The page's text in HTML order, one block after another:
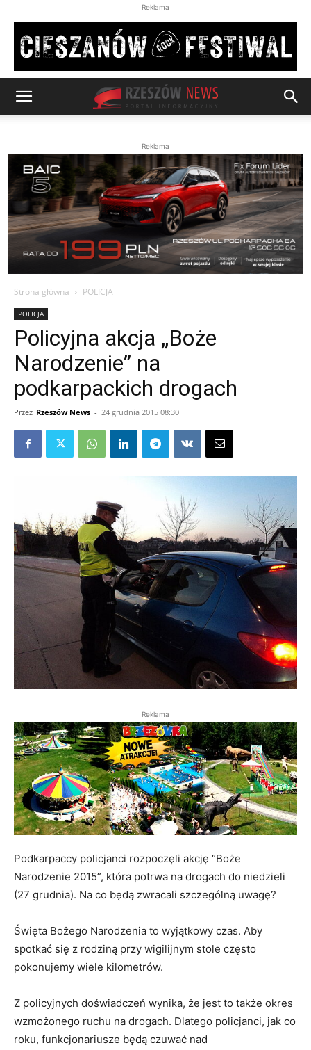
Reklama
Reklama
Strona główna POLICJA
POLICJA
Policyjna akcja „Boże
Narodzenie” na
podkarpackich drogach
Przez Rzeszów News - 24 grudnia 2015 08:30
Reklama
Podkarpaccy policjanci rozpoczęli akcję “Boże
Narodzenie 2015”, która potrwa na drogach do niedzieli
(27 grudnia). Na co będą zwracali szczególną uwagę?
Święta Bożego Narodzenia to wyjątkowy czas. Aby
spotkać się z rodziną przy wigilijnym stole często
pokonujemy wiele kilometrów.
Z policyjnych doświadczeń wynika, że jest to także okres
wzmożonego ruchu na drogach. Dlatego policjanci, jak co
roku, funkcjonariusze będą czuwać nad